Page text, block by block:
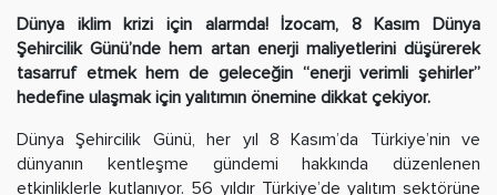
Dünya iklim krizi için alarmda! İzocam, 8 Kasım Dünya
Şehircilik Günü’nde hem artan enerji maliyetlerini düşürerek
tasarruf etmek hem de geleceğin “enerji verimli şehirler”
hedefine ulaşmak için yalıtımın önemine dikkat çekiyor.
Dünya Şehircilik Günü, her yıl 8 Kasım’da Türkiye’nin ve
dünyanın kentleşme gündemi hakkında düzenlenen
etkinliklerle kutlanıyor. 56 yıldır Türkiye’de yalıtım sektörüne